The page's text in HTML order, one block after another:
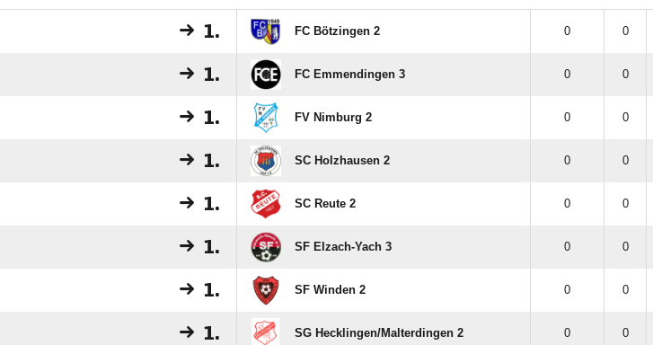
1. FC Bötzingen 2 0 0
1. FC Emmendingen 3 0 0
1. FV Nimburg 2 0 0
1. SC Holzhausen 2 0 0
1. SC Reute 2 0 0
1. SF Elzach-Yach 3 0 0
1. SF Winden 2 0 0
1. SG Hecklingen/​Malterdingen 2 0 0